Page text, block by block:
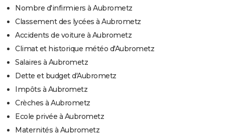
Nombre d'infirmiers à Aubrometz
Classement des lycées à Aubrometz
Accidents de voiture à Aubrometz
Climat et historique météo d'Aubrometz
Salaires à Aubrometz
Dette et budget d'Aubrometz
Impôts à Aubrometz
Crèches à Aubrometz
Ecole privée à Aubrometz
Maternités à Aubrometz